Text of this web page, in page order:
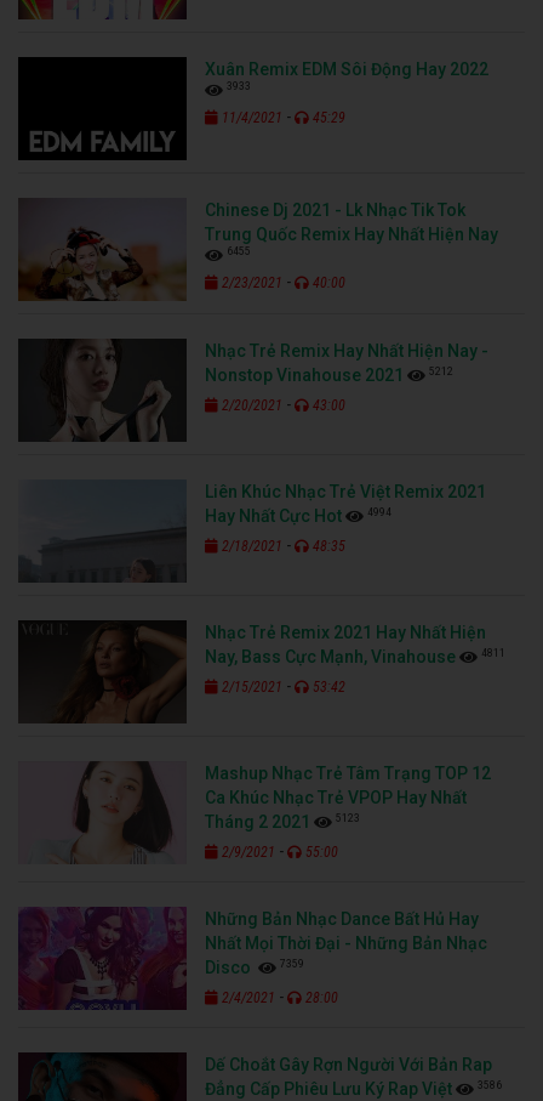
Xuân Remix EDM Sôi Động Hay 2022
3933
11/4/2021 - 45:29
Chinese Dj 2021 - Lk Nhạc Tik Tok
Trung Quốc Remix Hay Nhất Hiện Nay
6455
2/23/2021 - 40:00
Nhạc Trẻ Remix Hay Nhất Hiện Nay -
Nonstop Vinahouse 2021
5212
2/20/2021 - 43:00
Liên Khúc Nhạc Trẻ Việt Remix 2021
Hay Nhất Cực Hot
4994
2/18/2021 - 48:35
Nhạc Trẻ Remix 2021 Hay Nhất Hiện
Nay, Bass Cực Mạnh, Vinahouse
4811
2/15/2021 - 53:42
Mashup Nhạc Trẻ Tâm Trạng TOP 12
Ca Khúc Nhạc Trẻ VPOP Hay Nhất
Tháng 2 2021
5123
2/9/2021 - 55:00
Những Bản Nhạc Dance Bất Hủ Hay
Nhất Mọi Thời Đại - Những Bản Nhạc
Disco
7359
2/4/2021 - 28:00
Dế Choắt Gây Rợn Người Với Bản Rap
Đẳng Cấp Phiêu Lưu Ký Rap Việt
3586